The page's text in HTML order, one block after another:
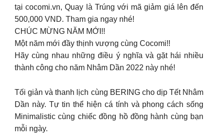
tại cocomi.vn, Quay là Trúng với mã giảm giá lên đến
500,000 VND. Tham gia ngay nhé!
CHÚC MỪNG NĂM MỚI!!
Một năm mới đầy thịnh vượng cùng Cocomi!!
Hãy cùng nhau những điều ý nghĩa và gặt hái nhiều
thành công cho năm Nhâm Dần 2022 này nhé!
Tối giản và thanh lịch cùng BERING cho dịp Tết Nhâm
Dần này. Tự tin thể hiện cá tính và phong cách sống
Minimalistic cùng chiếc đồng hồ đồng hành cùng bạn
mỗi ngày.